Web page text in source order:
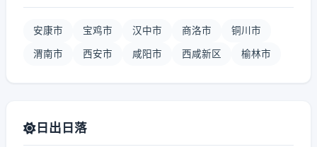
安康市 宝鸡市 汉中市 商洛市 铜川市
渭南市 西安市 咸阳市 西咸新区 榆林市
日出日落